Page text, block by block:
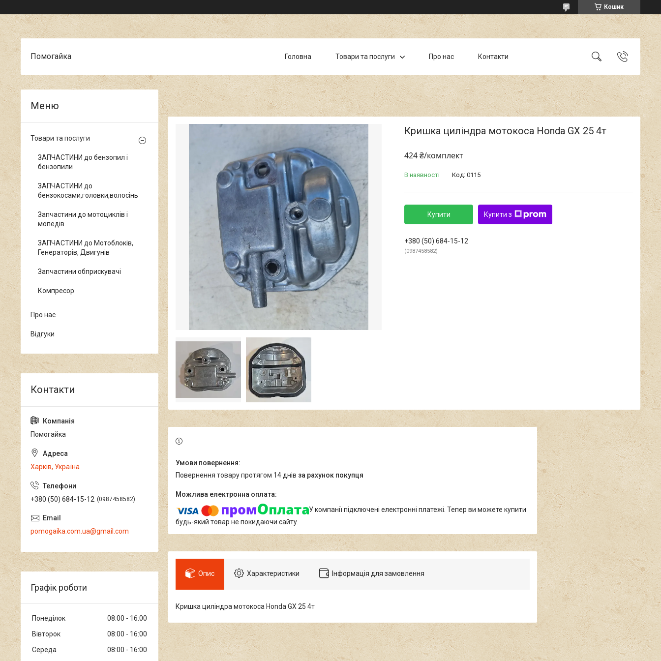
Кошик
Помогайка Головна Товари та послуги Про нас Контакти
Кришка циліндра мотокоса Honda GX 25 4т
424 ₴/комплект
В наявності Код: 0115
Купити Купити з
+380 (50) 684-15-12
0987458582
повернення товару протягом 14 днів за рахунок покупця
У компанії підключені електронні платежі. Тепер ви можете купити
будь-який товар не покидаючи сайту.
Опис Характеристики Інформація для замовлення
Кришка циліндра мотокоса Honda GX 25 4т
Товари та послуги
ЗАПЧАСТИНИ до бензопил і
бензопили
ЗАПЧАСТИНИ до
бензокосами,головки,волосінь
Запчастини до мотоциклів і
мопедів
ЗАПЧАСТИНИ до Мотоблоків,
Генераторів, Двигунів
Запчастини обприскувачі
Компресор
Про нас
Відгуки
Помогайка
Харків, Україна
+380 (50) 684-15-12 0987458582
pomogaika.com.ua@gmail.com
Графік роботи
Понеділок 08:00
16:00
Вівторок
08:00
16:00
Середа
08:00 16:00